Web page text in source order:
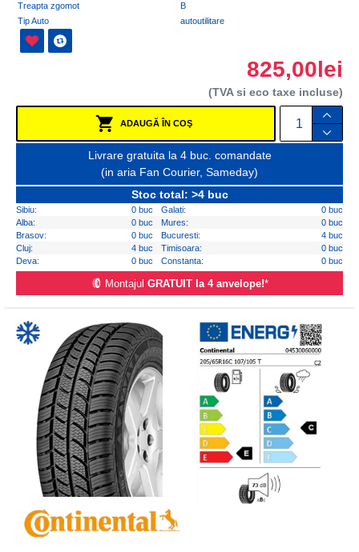
Treapta zgomot
B
Tip Auto
autoutilitare
825,00lei
(TVA si eco taxe incluse)
ADAUGĂ ÎN COŞ
Livrare gratuita la 4 buc. comandate
(in aria Fan Courier, Sameday)
Stoc total: >4 buc
Sibiu: 0 buc Galati:
0 buc
Alba:
0 buc Mures:
0 buc
Brasov:
0 buc Bucuresti:
4 buc
Cluj:
4 buc Timisoara:
0 buc
Deva:
0 buc Constanta: 0 buc
Montajul GRATUIT la 4 anvelope!*